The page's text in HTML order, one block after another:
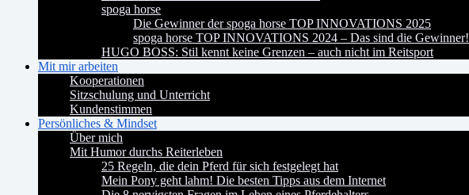
spoga horse
Die Gewinner der spoga horse TOP INNOVATIONS 2025
spoga horse TOP INNOVATIONS 2024 – Das sind die Gewinner!
HUGO BOSS: Stil kennt keine Grenzen – auch nicht im Reitsport
Mit mir arbeiten
Kooperationen
Sitzschulung und Unterricht
Kundenstimmen
Persönliches & Mindset
Über mich
Mit Humor durchs Reiterleben
25 Regeln, die dein Pferd für sich festgelegt hat
Mein Pony geht lahm! Die besten Tipps aus dem Internet